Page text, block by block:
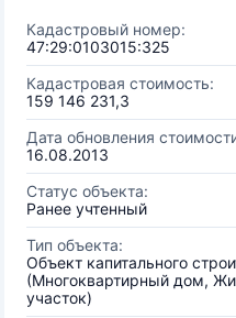
Кадастровый номер:
47:29:0103015:325
Кадастровая стоимость:
159 146 231,3
Дата обновления
16.08.2013
Статус объекта:
Ранее учтенный
Тип объекта:
Объект капитального
(Многоквартирный дом,
участок)